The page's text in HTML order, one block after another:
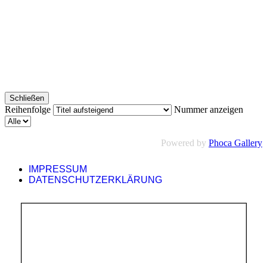
Schließen
Reihenfolge Nummer anzeigen
Powered by Phoca Gallery
IMPRESSUM
DATENSCHUTZERKLÄRUNG